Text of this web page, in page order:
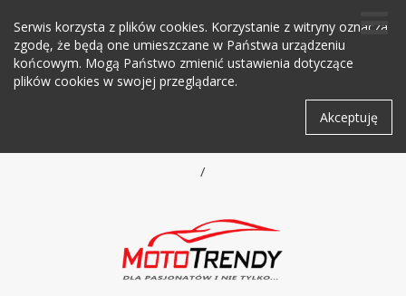
Serwis korzysta z plików cookies. Korzystanie z witryny oznacza
zgodę, że będą one umieszczane w Państwa urządzeniu
końcowym. Mogą Państwo zmienić ustawienia dotyczące
plików cookies w swojej przeglądarce.
Akceptuję
/